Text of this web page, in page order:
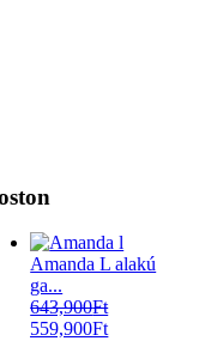
Amanda L alakú
ga...
643,900Ft
559,900Ft